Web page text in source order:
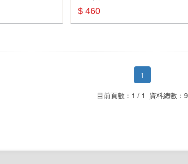
$ 460
1
目前頁數：1 / 1 資料總數：9